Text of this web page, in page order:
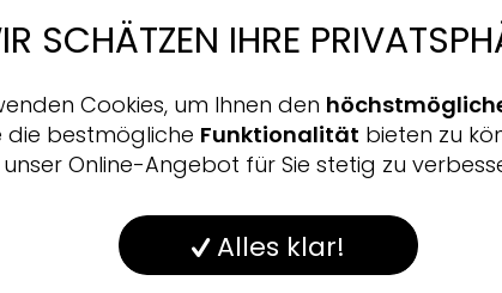
ALLE
AOX+ Eye Gel
Gel mit Koffein für eine strahlende
besitzt eine leichte Geltextur, die der
SCHÄTZEN IHRE
Cookies, um Ihnen den
die bestmögliche Funktionalität bieten zu
unser Online-Angebot für Sie stetig zu
Alles klar!